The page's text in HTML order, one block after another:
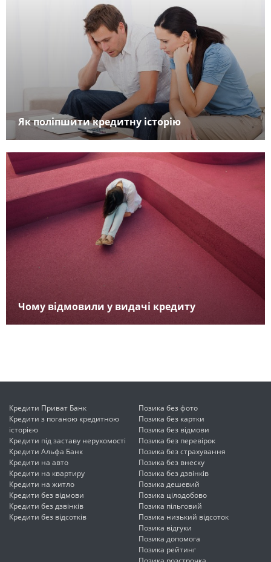
Як поліпшити кредитну історію
Чому відмовили у видачі кредиту
Кредити Приват Банк
Кредити з поганою кредитною
історією
Кредити під заставу нерухомості
Кредити Альфа Банк
Кредити на авто
Кредити на квартиру
Кредити на житло
Кредити без відмови
Кредити без дзвінків
Кредити без відсотків
Позика без фото
Позика без картки
Позика без відмови
Позика без перевірок
Позика без страхування
Позика без внеску
Позика без дзвінків
Позика дешевий
Позика цілодобово
Позика пільговий
Позика низький відсоток
Позика відгуки
Позика допомога
Позика рейтинг